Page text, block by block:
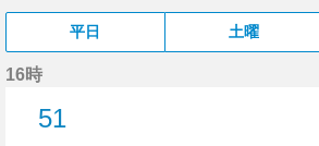
平日 土曜
16時
51